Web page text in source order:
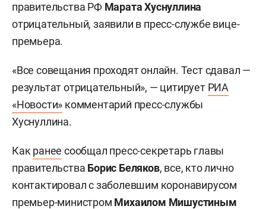
правительства РФ Марата Хуснуллина
отрицательный, заявили в пресс-службе вице-
премьера.
«Все совещания проходят онлайн. Тест сдавал —
результат отрицательный», — цитирует РИА
«Новости» комментарий пресс-службы
Хуснуллина.
Как ранее сообщал пресс-секретарь главы
правительства Борис Беляков, все, кто лично
контактировал с заболевшим коронавирусом
премьер-министром Михаилом Мишустиным